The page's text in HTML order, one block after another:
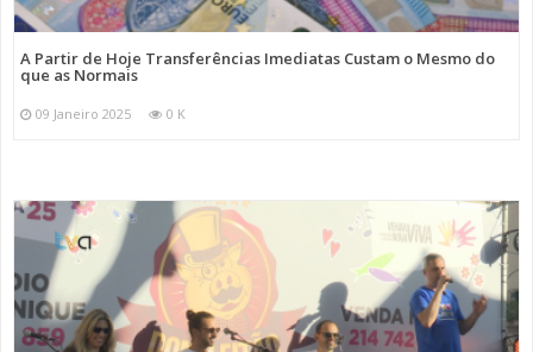
A Partir de Hoje Transferências Imediatas Custam o Mesmo do
que as Normais
09 Janeiro 2025 0 K